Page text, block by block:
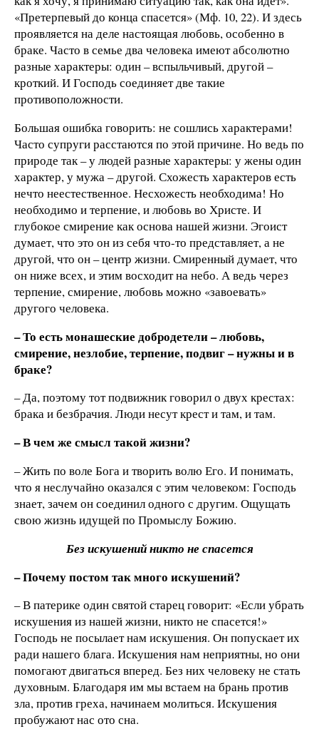
«Претерпевый до конца спасется» (Мф. 10, 22). И здесь
проявляется на деле настоящая любовь, особенно в
браке. Часто в семье два человека имеют абсолютно
разные характеры: один – вспыльчивый, другой –
кроткий. И Господь соединяет две такие
противоположности.
Большая ошибка говорить: не сошлись характерами!
Часто супруги расстаются по этой причине. Но ведь по
природе так – у людей разные характеры: у жены один
характер, у мужа – другой. Схожесть характеров есть
нечто неестественное. Несхожесть необходима! Но
необходимо и терпение, и любовь во Христе. И
глубокое смирение как основа нашей жизни. Эгоист
думает, что это он из себя что-то представляет, а не
другой, что он – центр жизни. Смиренный думает, что
он ниже всех, и этим восходит на небо. А ведь через
терпение, смирение, любовь можно «завоевать»
другого человека.
– То есть монашеские добродетели – любовь,
смирение, незлобие, терпение, подвиг – нужны и в
браке?
– Да, поэтому тот подвижник говорил о двух крестах:
брака и безбрачия. Люди несут крест и там, и там.
– В чем же смысл такой жизни?
– Жить по воле Бога и творить волю Его. И понимать,
что я неслучайно оказался с этим человеком: Господь
знает, зачем он соединил одного с другим. Ощущать
свою жизнь идущей по Промыслу Божию.
Без искушений никто не спасется
– Почему постом так много искушений?
– В патерике один святой старец говорит: «Если убрать
искушения из нашей жизни, никто не спасется!»
Господь не посылает нам искушения. Он попускает их
ради нашего блага. Искушения нам неприятны, но они
помогают двигаться вперед. Без них человеку не стать
духовным. Благодаря им мы встаем на брань против
зла, против греха, начинаем молиться. Искушения
пробужают нас ото сна.